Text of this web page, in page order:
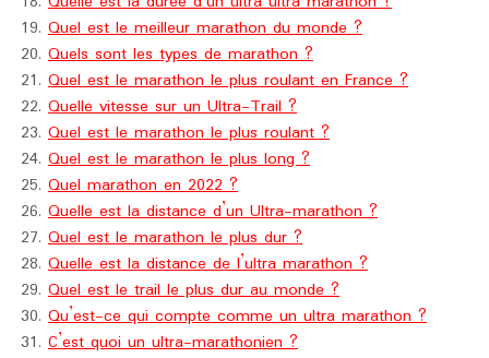
Quel est le meilleur marathon du monde ?
Quels sont les types de marathon ?
Quel est le marathon le plus roulant en France ?
Quelle vitesse sur un Ultra-Trail ?
Quel est le marathon le plus roulant ?
Quel est le marathon le plus long ?
Quel marathon en 2022 ?
Quelle est la distance d’un Ultra-marathon ?
Quel est le marathon le plus dur ?
Quelle est la distance de l’ultra marathon ?
Quel est le trail le plus dur au monde ?
Qu’est-ce qui compte comme un ultra marathon ?
C’est quoi un ultra-marathonien ?